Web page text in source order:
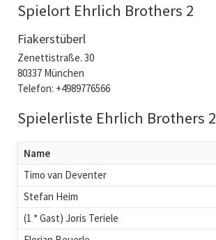
Spielort Ehrlich Brothers 2
Fiakerstüberl
Zenettistraße. 30
80337 München
Telefon: +4989776566
Spielerliste Ehrlich Brothers 2
Name
Timo van Deventer
Stefan Heim
(1 * Gast) Joris Teriele